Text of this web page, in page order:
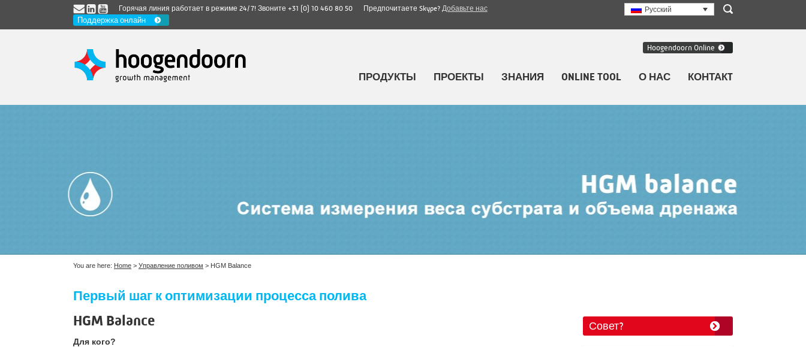
Горячая линия работает в режиме 24/7! Звоните +31 (0) 10 460 80 50 Предпочитаете Skype? Добавьте нас
Поддержка онлайн
Русский
Hoogendoorn Online
ПРОДУКТЫ ПРОЕКТЫ ЗНАНИЯ ONLINE TOOL О НАС КОНТАКT
You are here: Home > Управление поливом > HGM Balance
Первый шаг к оптимизации процесса полива
HGM Balance
Для кого?
Совет?